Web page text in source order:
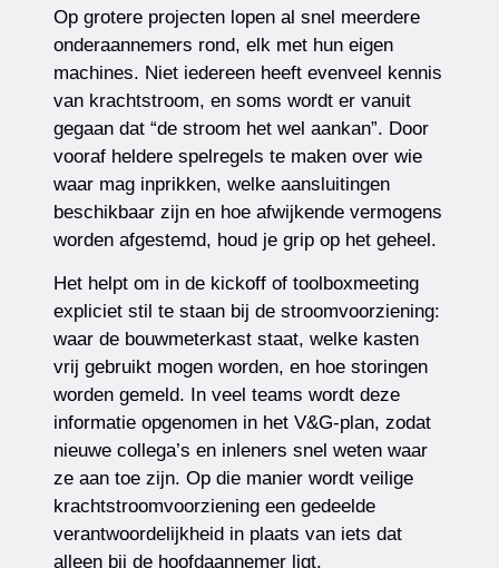
Op grotere projecten lopen al snel meerdere
onderaannemers rond, elk met hun eigen
machines. Niet iedereen heeft evenveel kennis
van krachtstroom, en soms wordt er vanuit
gegaan dat “de stroom het wel aankan”. Door
vooraf heldere spelregels te maken over wie
waar mag inprikken, welke aansluitingen
beschikbaar zijn en hoe afwijkende vermogens
worden afgestemd, houd je grip op het geheel.
Het helpt om in de kickoff of toolboxmeeting
expliciet stil te staan bij de stroomvoorziening:
waar de bouwmeterkast staat, welke kasten
vrij gebruikt mogen worden, en hoe storingen
worden gemeld. In veel teams wordt deze
informatie opgenomen in het V&G-plan, zodat
nieuwe collega’s en inleners snel weten waar
ze aan toe zijn. Op die manier wordt veilige
krachtstroomvoorziening een gedeelde
verantwoordelijkheid in plaats van iets dat
alleen bij de hoofdaannemer ligt.